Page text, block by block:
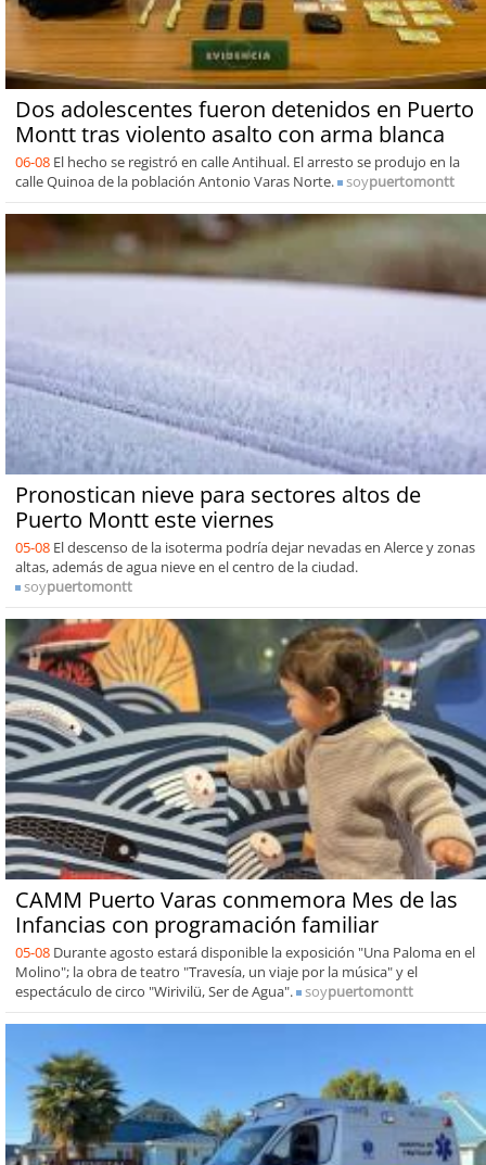
Dos adolescentes fueron detenidos en Puerto
Montt tras violento asalto con arma blanca
06-08 El hecho se registró en calle Antihual. El arresto se produjo en la
calle Quinoa de la población Antonio Varas Norte.
soypuertomontt
Pronostican nieve para sectores altos de
Puerto Montt este viernes
05-08 El descenso de la isoterma podría dejar nevadas en Alerce y zonas
altas, además de agua nieve en el centro de la ciudad.
soypuertomontt
CAMM Puerto Varas conmemora Mes de las
Infancias con programación familiar
05-08 Durante agosto estará disponible la exposición "Una Paloma en el
Molino"; la obra de teatro "Travesía, un viaje por la música" y el
espectáculo de circo "Wirivilü, Ser de Agua".
soypuertomontt